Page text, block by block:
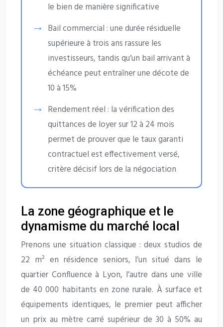
le bien de manière significative
Bail commercial : une durée résiduelle
supérieure à trois ans rassure les
investisseurs, tandis qu’un bail arrivant à
échéance peut entraîner une décote de
10 à 15%
Rendement réel : la vérification des
quittances de loyer sur 12 à 24 mois
permet de prouver que le taux garanti
contractuel est effectivement versé,
critère décisif lors de la négociation
La zone géographique et le
dynamisme du marché local
Prenons une situation classique : deux studios de
22 m² en résidence seniors, l’un situé dans le
quartier Confluence à Lyon, l’autre dans une ville
de 40 000 habitants en zone rurale. À surface et
équipements identiques, le premier peut afficher
un prix au mètre carré supérieur de 30 à 50% au